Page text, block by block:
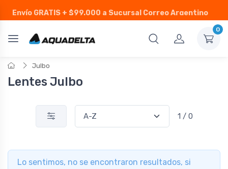
Envío GRATIS+ $99.000 a Sucursal Correo Argentino
0
Julbo
Lentes Julbo
1 / 0
Lo sentimos, no se encontraron resultados, si